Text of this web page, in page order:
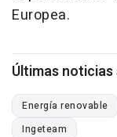
Europea.
Últimas
Energía renovable
Ingeteam